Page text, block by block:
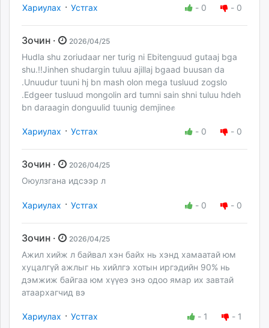
Хариулах · Устгах - 0 - 0
Зочин · 2026/04/25
Hudla shu zoriudaar ner turig ni Ebitenguud gutaaj bga
shu.!!Jinhen shudargin tuluu ajillaj bgaad buusan da
.Unuudur tuuni hj bn mash olon mega tusluud zogslo
.Edgeer tusluud mongolin ard tumni sain shni tuluu hdeh
bn daraagin donguulid tuunig demjine✊️
Хариулах · Устгах - 0 - 0
Зочин · 2026/04/25
Оюулзгана идсээр л
Хариулах · Устгах - 0 - 0
Зочин · 2026/04/25
Ажил хийж л байвал хэн байх нь хэнд хамаатай юм
хуцалгүй ажлыг нь хийлгэ хотын иргэдийн 90% нь
дэмжиж байгаа юм хүүеэ энэ одоо ямар их завтай
атаархагчид вэ
Хариулах · Устгах - 1 - 1